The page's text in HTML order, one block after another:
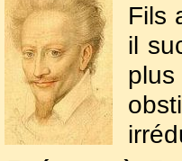
Fils
il